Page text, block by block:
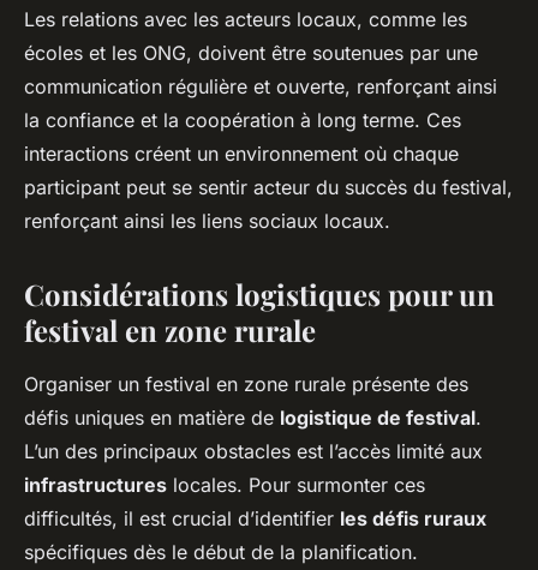
Les relations avec les acteurs locaux, comme les
écoles et les ONG, doivent être soutenues par une
communication régulière et ouverte, renforçant ainsi
la confiance et la coopération à long terme. Ces
interactions créent un environnement où chaque
participant peut se sentir acteur du succès du festival,
renforçant ainsi les liens sociaux locaux.
Considérations logistiques pour un
festival en zone rurale
Organiser un festival en zone rurale présente des
défis uniques en matière de logistique de festival.
L’un des principaux obstacles est l’accès limité aux
infrastructures locales. Pour surmonter ces
difficultés, il est crucial d’identifier les défis ruraux
spécifiques dès le début de la planification.